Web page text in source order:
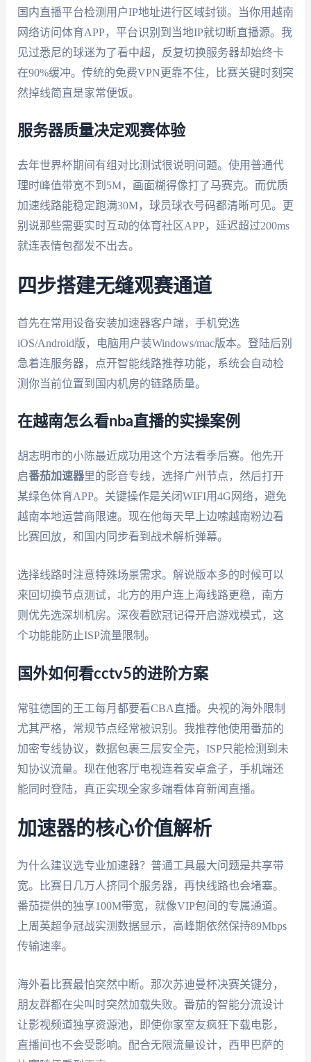
国内直播平台检测用户IP地址进行区域封锁。当你用越南
网络访问体育APP，平台识别到当地IP就切断直播源。我
见过悉尼的球迷为了看中超，反复切换服务器却始终卡
在90%缓冲。传统的免费VPN更靠不住，比赛关键时刻突
然掉线简直是家常便饭。
服务器质量决定观赛体验
去年世界杯期间有组对比测试很说明问题。使用普通代
理时峰值带宽不到5M，画面糊得像打了马赛克。而优质
加速线路能稳定跑满30M，球员球衣号码都清晰可见。更
别说那些需要实时互动的体育社区APP，延迟超过200ms
就连表情包都发不出去。
四步搭建无缝观赛通道
首先在常用设备安装加速器客户端，手机党选
iOS/Android版，电脑用户装Windows/mac版本。登陆后别
急着连服务器，点开智能线路推荐功能，系统会自动检
测你当前位置到国内机房的链路质量。
在越南怎么看nba直播的实操案例
胡志明市的小陈最近成功用这个方法看季后赛。他先开
启番茄加速器里的影音专线，选择广州节点，然后打开
某绿色体育APP。关键操作是关闭WIFI用4G网络，避免
越南本地运营商限速。现在他每天早上边嗦越南粉边看
比赛回放，和国内同步看到战术解析弹幕。
选择线路时注意特殊场景需求。解说版本多的时候可以
来回切换节点测试，北方的用户连上海线路更稳，南方
则优先选深圳机房。深夜看欧冠记得开启游戏模式，这
个功能能防止ISP流量限制。
国外如何看cctv5的进阶方案
常驻德国的王工每月都要看CBA直播。央视的海外限制
尤其严格，常规节点经常被识别。我推荐他使用番茄的
加密专线协议，数据包裹三层安全壳，ISP只能检测到未
知协议流量。现在他客厅电视连着安卓盒子，手机端还
能同时登陆，真正实现全家多端看体育新闻直播。
加速器的核心价值解析
为什么建议选专业加速器？普通工具最大问题是共享带
宽。比赛日几万人挤同个服务器，再快线路也会堵塞。
番茄提供的独享100M带宽，就像VIP包间的专属通道。
上周英超争冠战实测数据显示，高峰期依然保持89Mbps
传输速率。
海外看比赛最怕突然中断。那次苏迪曼杯决赛关键分，
朋友群都在尖叫时突然加载失败。番茄的智能分流设计
让影视频道独享资源池，即使你家室友疯狂下载电影，
直播间也不会受影响。配合无限流量设计，西甲巴萨的